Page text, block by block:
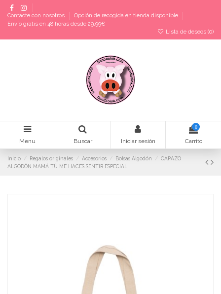
Contacte con nosotros
Opción de recogida en tienda disponible
Envío gratis en 48 horas desde 29,99€
Lista de deseos (0)
Menu Buscar Iniciar sesión
0
Carrito
Inicio Regalos originales Accesorios Bolsas Algodón
CAPAZO
ALGODÓN MAMÁ TÚ ME HACES SENTIR ESPECIAL